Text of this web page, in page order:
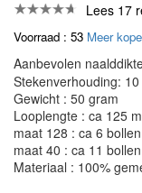
Lees 17
Voorraad : 53 Meer
Aanbevolen
Stekenverhouding:
Gewicht : 50 gram
Looplengte : ca 125
maat 128 : ca 6 bollen
maat 40 : ca 11 bollen
Materiaal : 100%